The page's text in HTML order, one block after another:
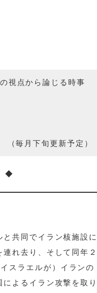
視点から論じる時事
（毎月下旬更新予定）
◆
共同でイラン核施設に
れ去り、そして同年２
スラエルが）イランの
よるイラン攻撃を取り